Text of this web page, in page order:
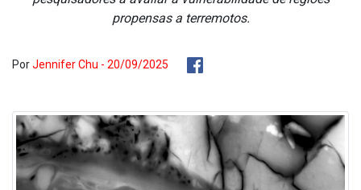
propensas a terremotos.
PorJennifer Chu - 20/09/2025